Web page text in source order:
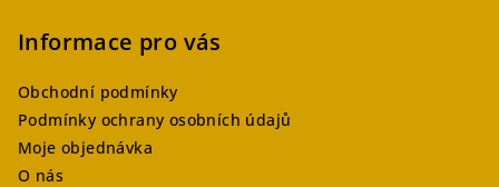
Informace pro vás
Obchodní podmínky
Podmínky ochrany osobních údajů
Moje objednávka
O nás